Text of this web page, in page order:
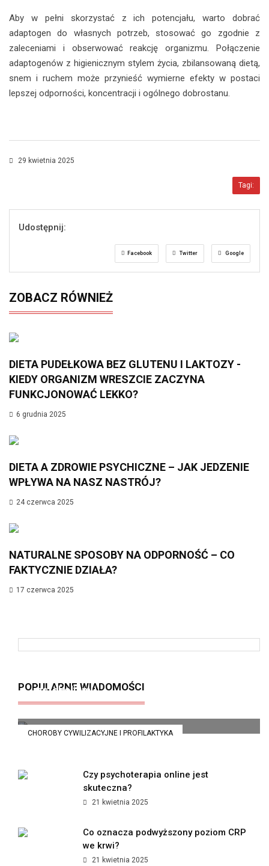
Aby w pełni skorzystać z ich potencjału, warto dobrać
adaptogen do własnych potrzeb, stosować go zgodnie z
zaleceniami i obserwować reakcję organizmu. Połączenie
adaptogenów z higienicznym stylem życia, zbilansowaną dietą,
snem i ruchem może przynieść wymierne efekty w postaci
lepszej odporności, koncentracji i ogólnego dobrostanu.
29 kwietnia 2025
Tagi:
Udostępnij:
Facebook Twitter Google
ZOBACZ RÓWNIEŻ
DIETA PUDEŁKOWA BEZ GLUTENU I LAKTOZY -
KIEDY ORGANIZM WRESZCIE ZACZYNA
FUNKCJONOWAĆ LEKKO?
6 grudnia 2025
DIETA A ZDROWIE PSYCHICZNE – JAK JEDZENIE
WPŁYWA NA NASZ NASTRÓJ?
24 czerwca 2025
NATURALNE SPOSOBY NA ODPORNOŚĆ – CO
FAKTYCZNIE DZIAŁA?
17 czerwca 2025
POPULARNE WIADOMOŚCI
CHOROBY CYWILIZACYJNE I PROFILAKTYKA
metabolizmu
Czy psychoterapia online jest
skuteczna?
21 kwietnia 2025
Co oznacza podwyższony poziom CRP
we krwi?
21 kwietnia 2025